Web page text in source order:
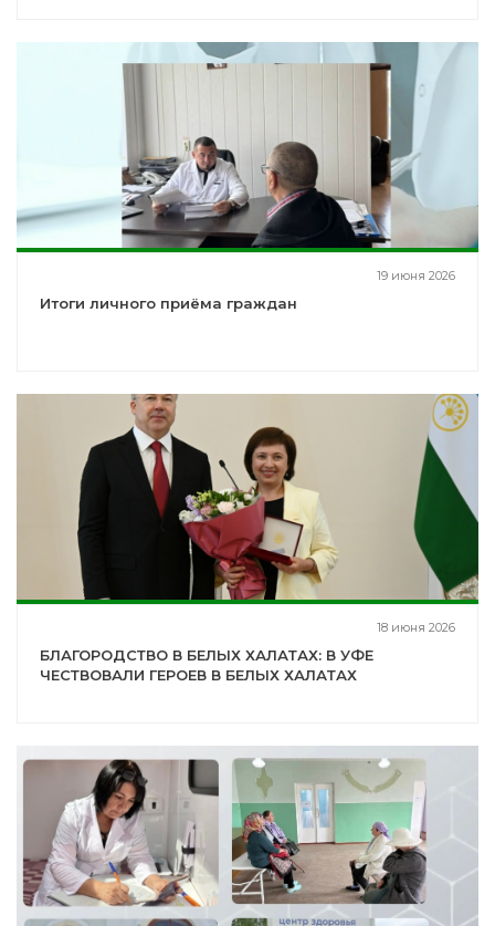
19 июня 2026
Итоги личного приёма граждан
18 июня 2026
БЛАГОРОДСТВО В БЕЛЫХ ХАЛАТАХ: В УФЕ
ЧЕСТВОВАЛИ ГЕРОЕВ В БЕЛЫХ ХАЛАТАХ